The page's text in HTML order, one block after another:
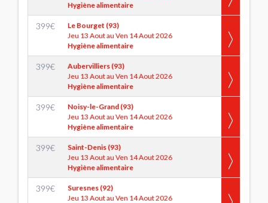
Hygiène alimentaire
399€
Le Bourget (93)
Jeu 13 Aout au Ven 14 Aout 2026
Hygiène alimentaire
399€
Aubervilliers (93)
Jeu 13 Aout au Ven 14 Aout 2026
Hygiène alimentaire
399€
Noisy-le-Grand (93)
Jeu 13 Aout au Ven 14 Aout 2026
Hygiène alimentaire
399€
Saint-Denis (93)
Jeu 13 Aout au Ven 14 Aout 2026
Hygiène alimentaire
399€
Suresnes (92)
Jeu 13 Aout au Ven 14 Aout 2026